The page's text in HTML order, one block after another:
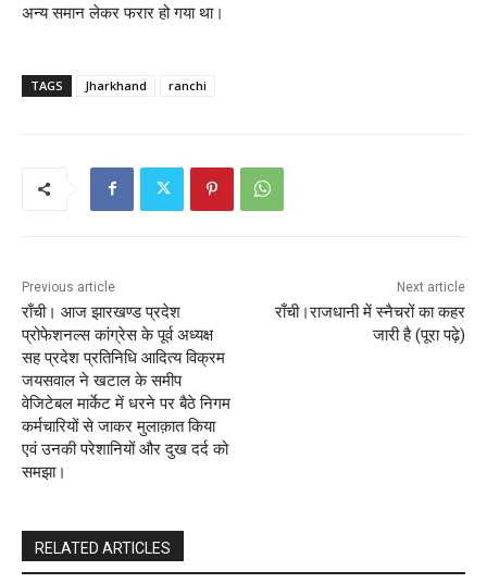
अन्य समान लेकर फरार हो गया था।
TAGS Jharkhand ranchi
Previous article
राँची। आज झारखण्ड प्रदेश
प्रोफेशनल्स कांग्रेस के पूर्व अध्यक्ष
सह प्रदेश प्रतिनिधि आदित्य विक्रम
जयसवाल ने खटाल के समीप
वेजिटेबल मार्केट में धरने पर बैठे निगम
कर्मचारियों से जाकर मुलाक़ात किया
एवं उनकी परेशानियों और दुख दर्द को
समझा।
Next article
राँची।राजधानी में स्नैचरों का कहर
जारी है (पूरा पढ़े)
RELATED ARTICLES